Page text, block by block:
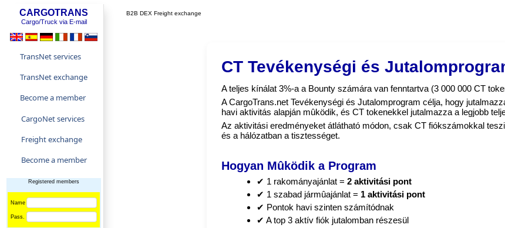
CARGOTRANS
Cargo/Truck via E-mail
TransNet services
TransNet exchange
Become a member
CargoNet services
Freight exchange
Become a member
Registered members
Name
Pass.
B2B DEX Freight exchange
CT Tevékenységi és
A teljes kínálat 3%-a a Bounty számára van fenntartva (3 000 000 CT
A CargoTrans.net Tevékenységi és Jutalomprogram célja, hogy
havi aktivitás alapján mûködik, és CT tokenekkel jutalmazza a legjobb
Az aktivitási eredményeket átlátható módon, csak CT fiókszámokkal
és a hálózatban a tisztességet.
Hogyan Mûködik a Program
✔ 1 rakományajánlat = 2 aktivitási pont
✔ 1 szabad jármûajánlat = 1 aktivitási pont
✔ Pontok havi szinten számítódnak
✔ A top 3 aktív fiók jutalomban részesül